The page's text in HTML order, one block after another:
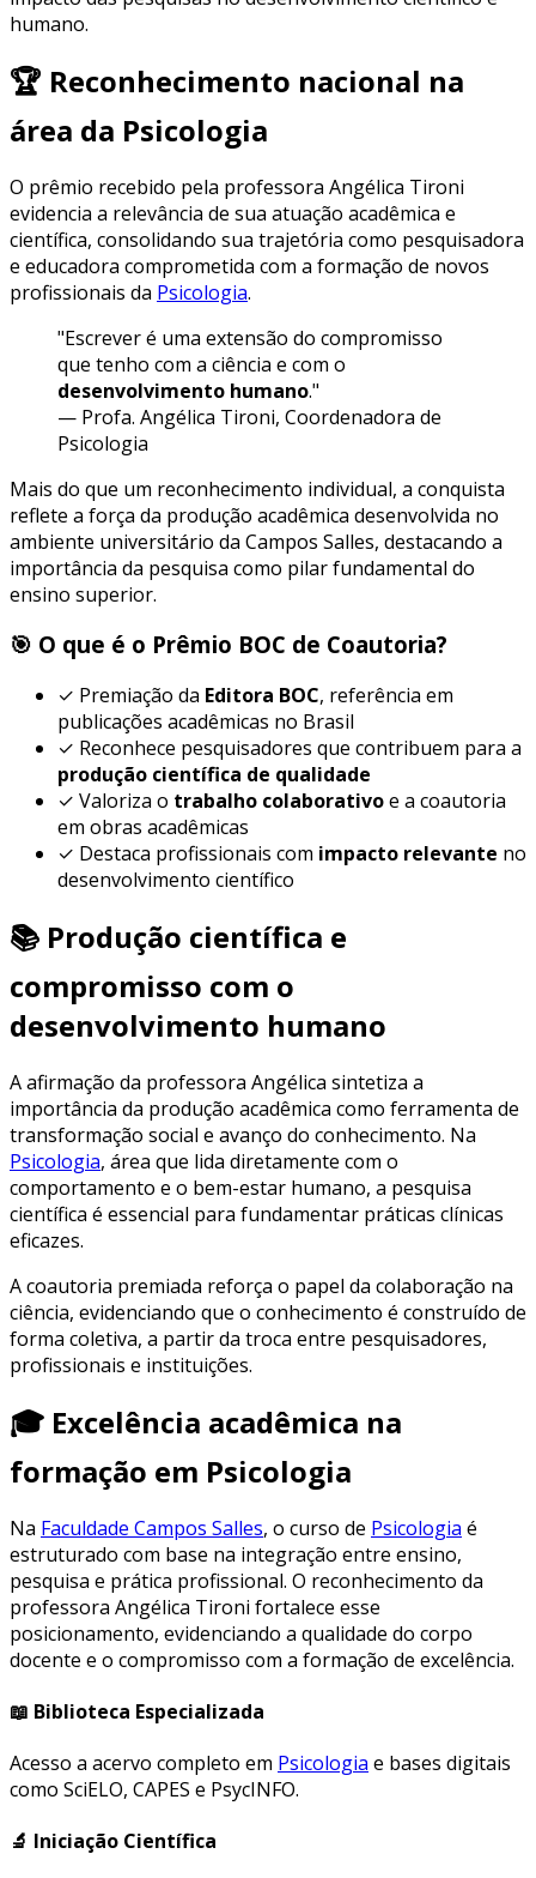
humano.
🏆 Reconhecimento nacional na
área da Psicologia
O prêmio recebido pela professora Angélica Tironi
evidencia a relevância de sua atuação acadêmica e
científica, consolidando sua trajetória como pesquisadora
e educadora comprometida com a formação de novos
profissionais da Psicologia.
"Escrever é uma extensão do compromisso
que tenho com a ciência e com o
desenvolvimento humano."
— Profa. Angélica Tironi, Coordenadora de
Psicologia
Mais do que um reconhecimento individual, a conquista
reflete a força da produção acadêmica desenvolvida no
ambiente universitário da Campos Salles, destacando a
importância da pesquisa como pilar fundamental do
ensino superior.
🎯 O que é o Prêmio BOC de Coautoria?
✓ Premiação da Editora BOC, referência em
publicações acadêmicas no Brasil
✓ Reconhece pesquisadores que contribuem para a
produção científica de qualidade
✓ Valoriza o trabalho colaborativoe a coautoria
em obras acadêmicas
✓ Destaca profissionais com impacto relevante no
desenvolvimento científico
📚 Produção científica e
compromisso com o
desenvolvimento humano
A afirmação da professora Angélica sintetiza a
importância da produção acadêmica como ferramenta de
transformação social e avanço do conhecimento. Na
Psicologia, área que lida diretamente com o
comportamento e o bem-estar humano, a pesquisa
científica é essencial para fundamentar práticas clínicas
eficazes.
A coautoria premiada reforça o papel da colaboração na
ciência, evidenciando que o conhecimento é construído de
forma coletiva, a partir da troca entre pesquisadores,
profissionais e instituições.
🎓 Excelência acadêmica na
formação em Psicologia
Na Faculdade Campos Salles, o curso de Psicologia é
estruturado com base na integração entre ensino,
pesquisa e prática profissional. O reconhecimento da
professora Angélica Tironi fortalece esse
posicionamento, evidenciando a qualidade do corpo
docente e o compromisso com a formação de excelência.
📖 Biblioteca Especializada
Acesso a acervo completo em Psicologia e bases digitais
como SciELO, CAPES e PsycINFO.
🔬 Iniciação Científica